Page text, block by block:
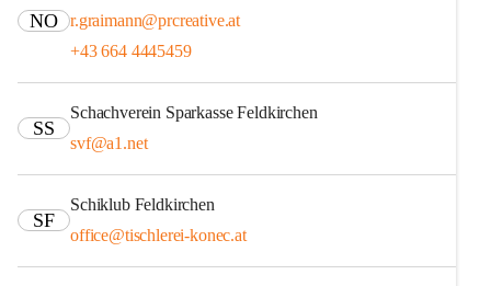
NO
r.graimann@prcreative.at
+43 664 4445459
SS
Schachverein Sparkasse Feldkirchen
svf@a1.net
SF
Schiklub Feldkirchen
office@tischlerei-konec.at